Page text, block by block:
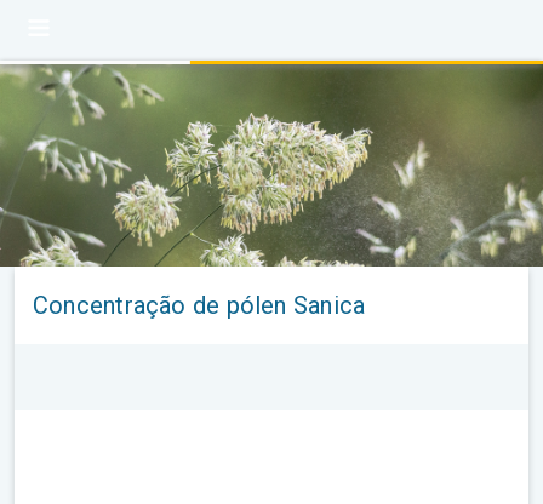
Concentração de pólen Sanica